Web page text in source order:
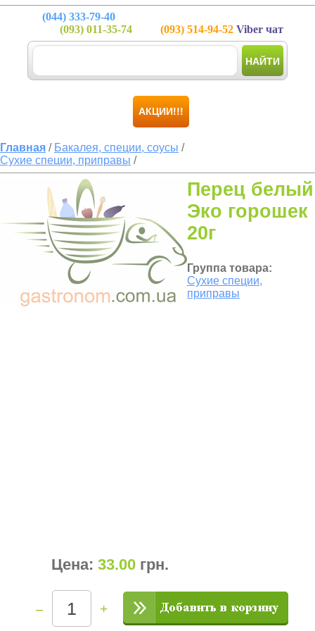
(044) 333-79-40
(093) 011-35-74 (093) 514-94-52 Viber чат
НАЙТИ
АКЦИИ!!!
Главная / Бакалея, специи, соусы /
Сухие специи, приправы /
Перец белый
Эко горошек
20г
Группа товара:
Сухие специи,
приправы
Цена: 33.00 грн.
– +